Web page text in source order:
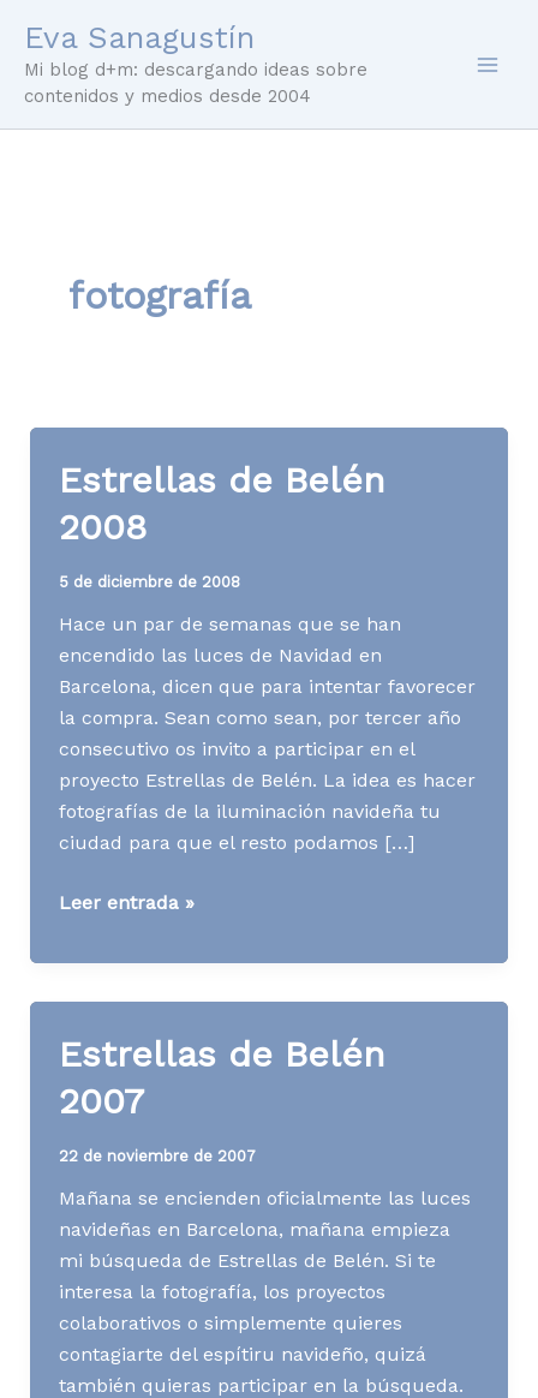
contenido
Eva Sanagustín
Mi blog d+m: descargando ideas sobre
contenidos y medios desde 2004
fotografía
Estrellas de Belén
2008
5 de diciembre de 2008
Hace un par de semanas que se han
encendido las luces de Navidad en
Barcelona, dicen que para intentar favorecer
la compra. Sean como sean, por tercer año
consecutivo os invito a participar en el
proyecto Estrellas de Belén. La idea es hacer
fotografías de la iluminación navideña tu
ciudad para que el resto podamos […]
Estrellas
Belén
Leer entrada »
Estrellas de Belén
2007
22 de noviembre de 2007
Mañana se encienden oficialmente las luces
navideñas en Barcelona, mañana empieza
mi búsqueda de Estrellas de Belén. Si te
interesa la fotografía, los proyectos
colaborativos o simplemente quieres
contagiarte del espítiru navideño, quizá
también quieras participar en la búsqueda.